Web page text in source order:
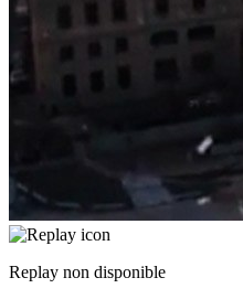
Replay non disponible